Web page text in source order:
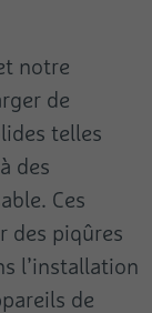
notre
de
telles
des
Ces
des piqûres
l’installation
de